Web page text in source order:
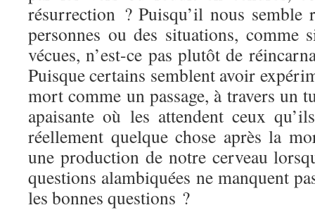
résurrection ? Puisqu’il nous semble
personnes ou des situations, comme
vécues, n’est-ce pas plutôt de
Puisque certains semblent avoir
mort comme un passage, à travers un
apaisante où les attendent ceux
réellement quelque chose après la
une production de notre cerveau
questions alambiquées ne manquent
les bonnes questions ?